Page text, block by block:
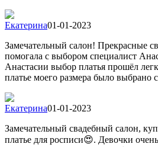
Екатерина01-01-2023
Замечательный салон! Прекрасные
помогала с выбором специалист
Анастасии выбор платья прошёл
платье моего размера было выбрано
Екатерина01-01-2023
Замечательный свадебный салон,
платье для росписи😍. Девочки